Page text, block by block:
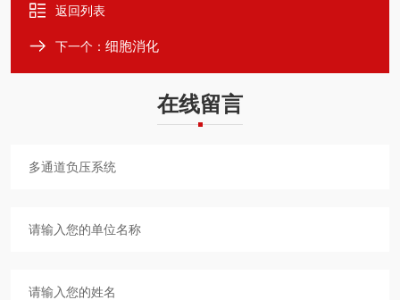
返回列表
下一个： 细胞消化
在线留言